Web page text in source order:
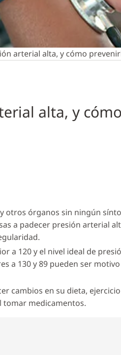
arterial alta, y cómo
alta, y cómo
otros órganos sin ningún
a padecer presión arterial
a 120 y el nivel ideal de
a 130 y 89 pueden ser
cambios en su dieta,
tomar medicamentos.